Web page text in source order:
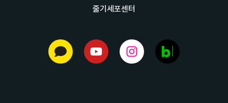
줄기세포센터